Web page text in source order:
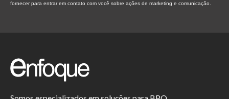
fornecer para entrar em contato com você sobre ações de marketing e comunicação.